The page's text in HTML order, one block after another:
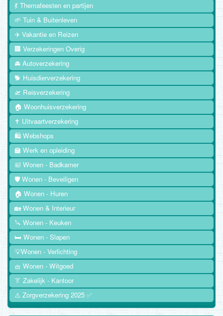
💃 Themafeesten en partijen
🌱 Tuin & Buitenleven
✈️ Vakantie en Reizen
🏢 Verzekeringen Overig
🚘 Autoverzekering
🐕 Huisdierverzekering
🛫 Reisverzekering
🏠 Woonhuisverzekering
✝️ Uitvaartverzekering
🛍️ Webshops
🏫 Werk en opleiding
🛀 Wonen - Badkamer
🛡️ Wonen - Beveiligen
🏠 Wonen - Huren
🏡 Wonen & Interieur
🔪 Wonen - Keuken
🛏️ Wonen - Slapen
💡Wonen - Verlichting
🧺 Wonen - Witgoed
👔 Zakelijk - Kantoor
⚠️ Zorgverzekering 2025 ✅